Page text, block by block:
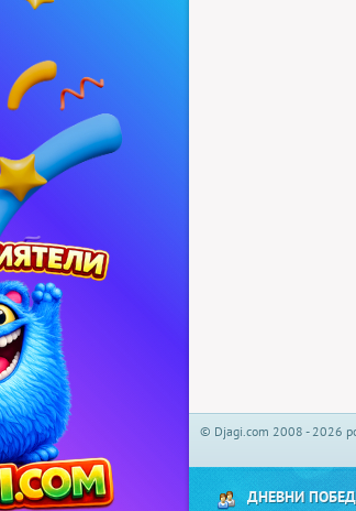
© Djagi.com 2008 - 2026
ДНЕВНИ